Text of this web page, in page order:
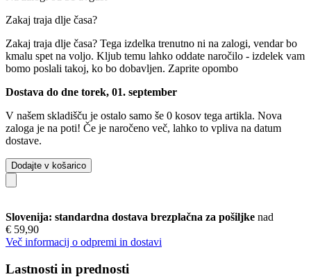
Zakaj traja dlje časa?
Zakaj traja dlje časa? Tega izdelka trenutno ni na zalogi, vendar bo
kmalu spet na voljo. Kljub temu lahko oddate naročilo - izdelek vam
bomo poslali takoj, ko bo dobavljen. Zaprite opombo
Dostava do dne torek, 01. september
V našem skladišču je ostalo samo še 0 kosov tega artikla. Nova
zaloga je na poti! Če je naročeno več, lahko to vpliva na datum
dostave.
Dodajte v košarico
Slovenija: standardna dostava brezplačna za pošiljke nad
€ 59,90
Več informacij o odpremi in dostavi
Lastnosti in prednosti